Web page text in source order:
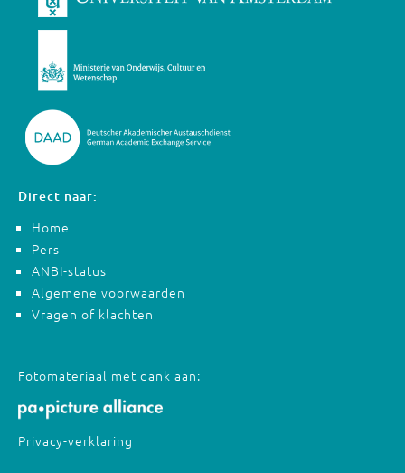
Direct naar:
Home
Pers
ANBI-status
Algemene voorwaarden
Vragen of klachten
Fotomateriaal met dank aan:
Privacy-verklaring